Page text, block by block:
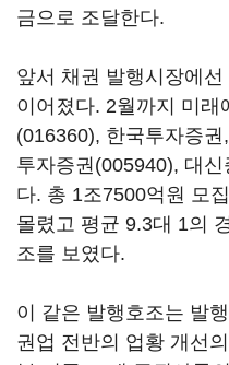
금으로 조달한다.
앞서 채권 발행시장에선
이어졌다. 2월까지 미래
(016360), 한국투자증
투자증권(005940), 대신
다. 총 1조7500억원 모
몰렸고 평균 9.3대 1의
조를 보였다.
이 같은 발행호조는 발
권업 전반의 업황 개선